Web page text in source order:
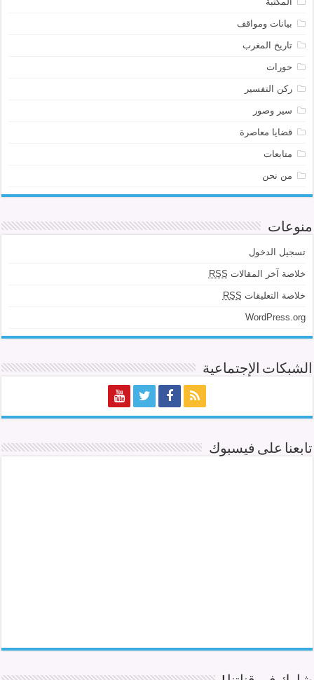
بيانات ومواقف
تاريخ المغرب
حورات
ركن التفسير
سير وصور
قضايا معاصرة
متابعات
من نحن
منوعات
تسجيل الدخول
خلاصة آخر المقالات RSS
خلاصة التعليقات RSS
WordPress.org
الشبكات الإجتماعية
تابعنا على فيسبوك